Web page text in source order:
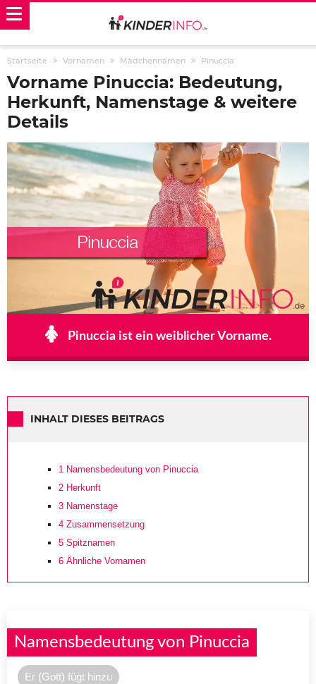
Startseite Vornamen Mädchennamen Pinuccia
Vorname Pinuccia: Bedeutung,
Herkunft, Namenstage & weitere
Details
Pinuccia ist ein weiblicher Vorname.
INHALT DIESES BEITRAGS
1 Namensbedeutung von Pinuccia
2 Herkunft
3 Namenstage
4 Zusammensetzung
5 Spitznamen
6 Ähnliche Vornamen
Namensbedeutung von Pinuccia
Er (Gott) fügt hinzu